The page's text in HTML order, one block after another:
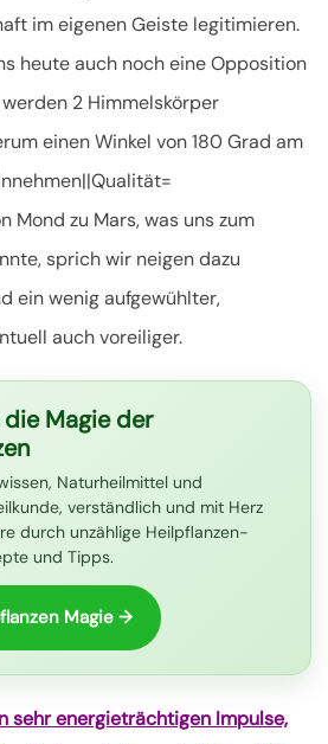
im eigenen Geiste legitimieren.
heute auch noch eine Opposition
2 Himmelskörper
einen Winkel von 180 Grad am
Mond zu Mars, was uns zum
sprich wir neigen dazu
ein wenig aufgewühlter,
auch voreiliger.
Magie der
Naturheilmittel und
verständlich und mit Herz
durch unzählige Heilpflanzen-
und Tipps.
Magie →
sehr energieträchtigen Impulse,